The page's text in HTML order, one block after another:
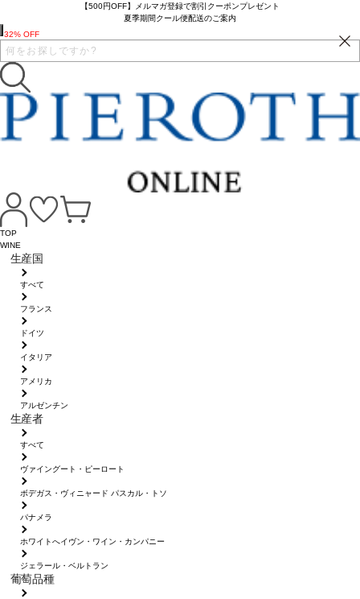
【500円OFF】メルマガ登録で割引クーポンプレゼント
夏季期間クール便配送のご案内
TOP
WINE
生産国
すべて
フランス
ドイツ
イタリア
アメリカ
アルゼンチン
生産者
すべて
ヴァイングート・ピーロート
ボデガス・ヴィニャード パスカル・トソ
パナメラ
ホワイトへイヴン・ワイン・カンパニー
ジェラール・ベルトラン
葡萄品種
32% OFF